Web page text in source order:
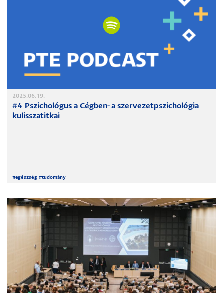
2025.06.19.
#4 Pszichológus a Cégben- a szervezetpszichológia
kulisszatitkai
#egészség #tudomány